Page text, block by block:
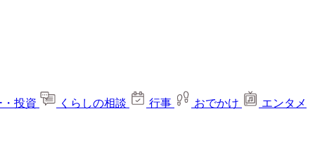
投資 くらしの相談 行事 おでかけ エンタメ